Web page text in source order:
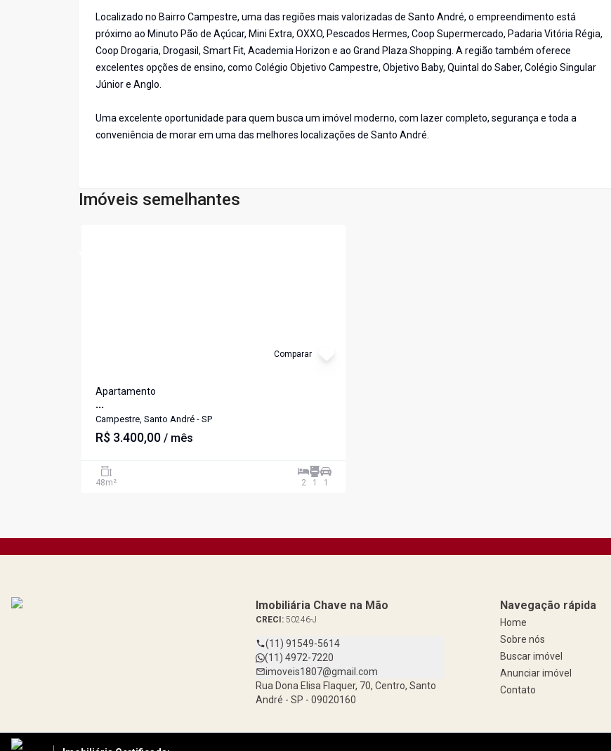
Localizado no Bairro Campestre, uma das regiões mais valorizadas de Santo André, o empreendimento está
próximo ao Minuto Pão de Açúcar, Mini Extra, OXXO, Pescados Hermes, Coop Supermercado, Padaria Vitória Régia,
Coop Drogaria, Drogasil, Smart Fit, Academia Horizon e ao Grand Plaza Shopping. A região também oferece
excelentes opções de ensino, como Colégio Objetivo Campestre, Objetivo Baby, Quintal do Saber, Colégio Singular
Júnior e Anglo.
Uma excelente oportunidade para quem busca um imóvel moderno, com lazer completo, segurança e toda a
conveniência de morar em uma das melhores localizações de Santo André.
Imóveis semelhantes
Comparar
Apartamento
...
Campestre, Santo André - SP
R$ 3.400,00 / mês
48m² 2 1 1
Imobiliária Chave na Mão
CRECI: 50246-J
(11) 91549-5614
(11) 4972-7220
imoveis1807@gmail.com
Rua Dona Elisa Flaquer, 70, Centro, Santo
André - SP - 09020160
Navegação rápida
Home
Sobre nós
Buscar imóvel
Anunciar imóvel
Contato